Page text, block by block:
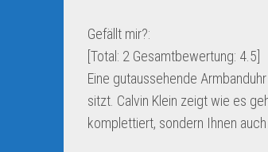
Gefällt mir?:
[Total: 2 Gesamtbewertung: 4.5
Eine gutaussehende
sitzt. Calvin Klein zeigt wie es
komplettiert, sondern Ihnen